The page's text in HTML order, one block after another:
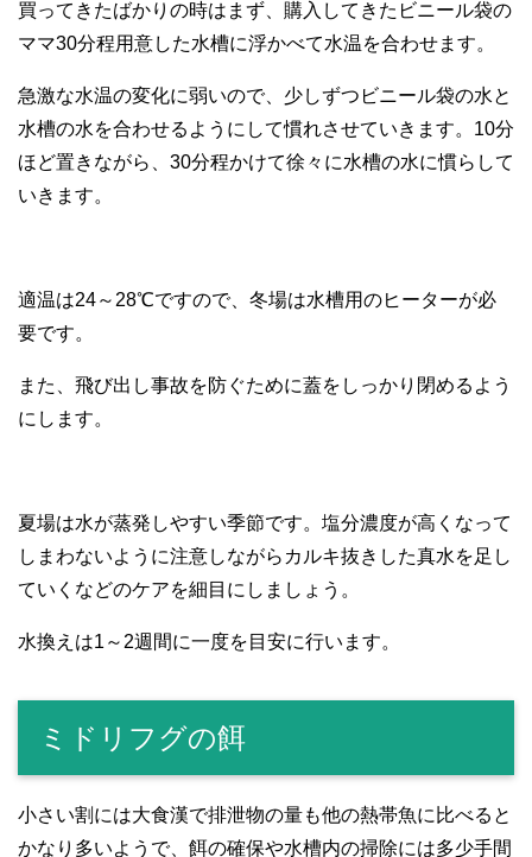
買ってきたばかりの時はまず、購入してきたビニール袋の
ママ30分程用意した水槽に浮かべて水温を合わせます。
急激な水温の変化に弱いので、少しずつビニール袋の水と
水槽の水を合わせるようにして慣れさせていきます。10分
ほど置きながら、30分程かけて徐々に水槽の水に慣らして
いきます。
適温は24～28℃ですので、冬場は水槽用のヒーターが必
要です。
また、飛び出し事故を防ぐために蓋をしっかり閉めるよう
にします。
夏場は水が蒸発しやすい季節です。塩分濃度が高くなって
しまわないように注意しながらカルキ抜きした真水を足し
ていくなどのケアを細目にしましょう。
水換えは1～2週間に一度を目安に行います。
ミドリフグの餌
小さい割には大食漢で排泄物の量も他の熱帯魚に比べると
かなり多いようで、餌の確保や水槽内の掃除には多少手間